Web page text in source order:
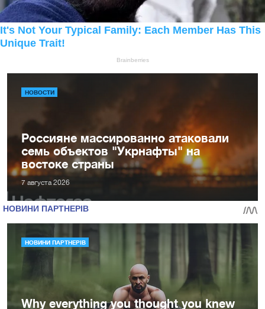
НОВОСТИ
Россияне массированно атаковали
семь объектов "Укрнафты" на
востоке страны
7 августа 2026